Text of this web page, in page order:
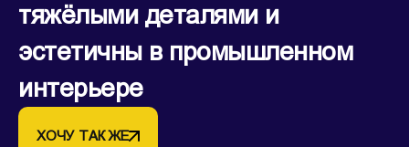
тяжёлыми деталями и
эстетичны в промышленном
интерьере
ХОЧУ ТАК ЖЕ